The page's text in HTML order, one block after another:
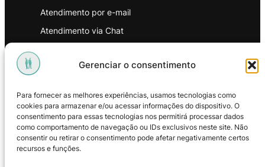
Gerenciar o consentimento
Para fornecer as melhores experiências, usamos tecnologias como
cookies para armazenar e/ou acessar informações do dispositivo. O
consentimento para essas tecnologias nos permitirá processar dados
como comportamento de navegação ou IDs exclusivos neste site. Não
consentir ou retirar o consentimento pode afetar negativamente certos
recursos e funções.
Atendimento por e-mail
Atendimento via Chat
Política de Privacidade
Política de Troca e Devoluções
Política de Reembolso